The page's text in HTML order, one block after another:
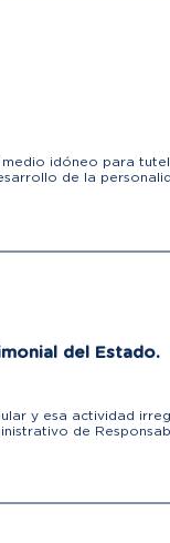
idóneo para
de la
del Estado.
y esa actividad
de